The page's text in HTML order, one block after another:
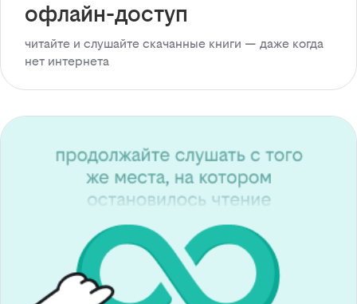
офлайн-доступ
читайте и слушайте скачанные книги — даже когда
нет интернета